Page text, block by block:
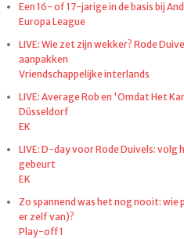
Een 16- of 17-jarige in de basis bij
Europa League
LIVE: Wie zet zijn wekker? Rode
aanpakken
Vriendschappelijke interlands
LIVE: Average Rob en 'Omdat Het
Düsseldorf
EK
LIVE: D-day voor Rode Duivels:
gebeurt
EK
Zo spannend was het nog nooit:
er zelf van)?
Play-off 1